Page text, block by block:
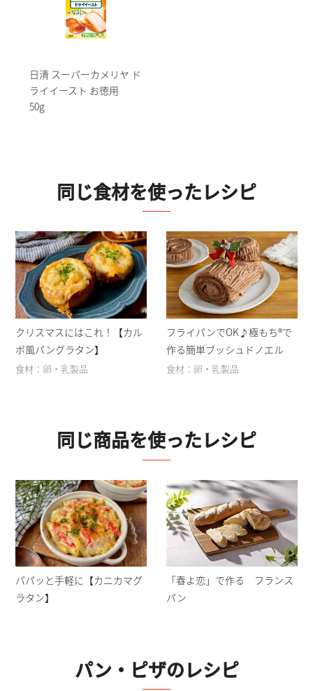
日清 スーパーカメリヤ ド
ライイースト お徳用
50g
同じ食材を使ったレシピ
クリスマスにはこれ！【カル
ボ風パングラタン】
食材：卵・乳製品
フライパンでOK♪極もち®︎で
作る簡単ブッシュドノエル
食材：卵・乳製品
同じ商品を使ったレシピ
パパッと手軽に【カニカマグ
ラタン】
「春よ恋」で作る フランス
パン
パン・ピザのレシピ